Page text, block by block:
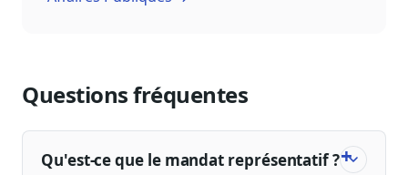
Questions fréquentes
Qu'est-ce que le mandat représentatif ?